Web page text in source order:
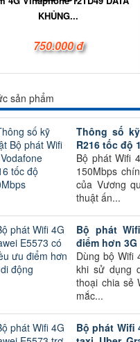
KHỦNG...
750.000 đ
sản phẩm
Thông số
R216 tốc độ
Bộ phát Wifi
150Mbps
của Vương
thuật ấn...
Bộ phát
điểm hơn
Dùng bộ Wifi
khi sử dụng
thoại chia sẻ
mắc...
Bộ phát Wifi